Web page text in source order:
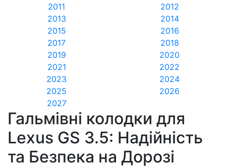
2011
2012
2013
2014
2015
2016
2017
2018
2019
2020
2021
2022
2023
2024
2025
2026
2027
Гальмівні колодки для
Lexus GS 3.5: Надійність
та Безпека на Дорозі